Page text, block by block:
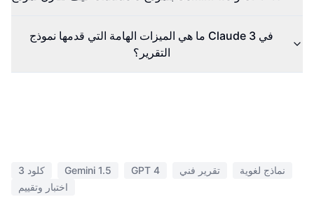
ما هي الميزات الهامة التي قدمها نموذج Claude 3 في
التقرير؟
كلود 3 Gemini 1.5 GPT 4 تقرير فني
نماذج لغوية
اختبار وتقييم